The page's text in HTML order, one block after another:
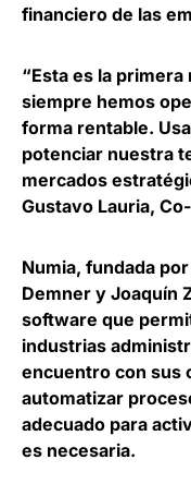
financiero de las
“Esta es la
siempre hemos
forma rentable.
potenciar nuestra
mercados
Gustavo Lauria,
Numia, fundada
Demner y Joaquín
software que
industrias
encuentro con sus
automatizar
adecuado para
es necesaria.